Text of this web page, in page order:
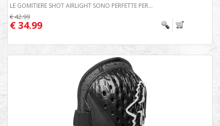
LE GOMITIERE SHOT AIRLIGHT SONO PERFETTE PER...
€ 42.99
€ 34.99